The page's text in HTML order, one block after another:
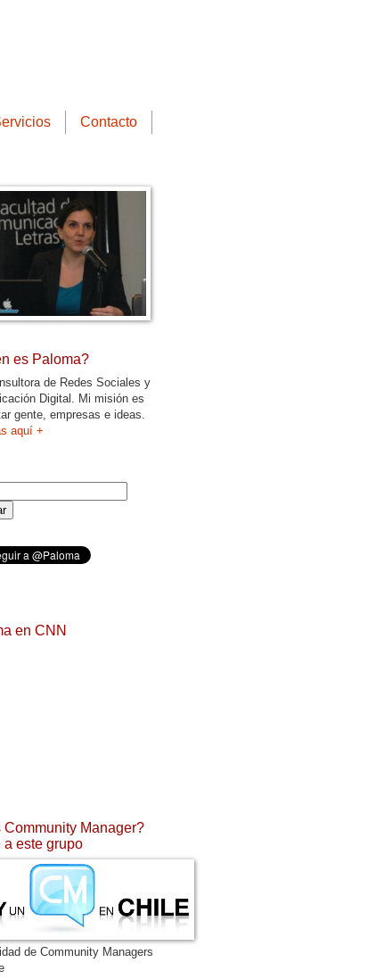
Contacto
es Paloma?
de Redes Sociales y
Digital. Mi misión es
gente, empresas e ideas.
aquí +
en CNN
Community Manager?
a este grupo
de Community Managers